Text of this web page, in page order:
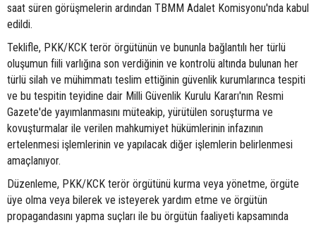
saat süren görüşmelerin ardından TBMM Adalet Komisyonu'nda kabul
edildi.
Teklifle, PKK/KCK terör örgütünün ve bununla bağlantılı her türlü
oluşumun fiili varlığına son verdiğinin ve kontrolü altında bulunan her
türlü silah ve mühimmatı teslim ettiğinin güvenlik kurumlarınca tespiti
ve bu tespitin teyidine dair Milli Güvenlik Kurulu Kararı'nın Resmi
Gazete'de yayımlanmasını müteakip, yürütülen soruşturma ve
kovuşturmalar ile verilen mahkumiyet hükümlerinin infazının
ertelenmesi işlemlerinin ve yapılacak diğer işlemlerin belirlenmesi
amaçlanıyor.
Düzenleme, PKK/KCK terör örgütünü kurma veya yönetme, örgüte
üye olma veya bilerek ve isteyerek yardım etme ve örgütün
propagandasını yapma suçları ile bu örgütün faaliyeti kapsamında